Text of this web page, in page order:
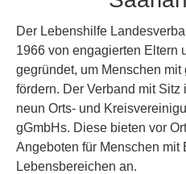
Der Lebenshilfe
1966 von engagierten Eltern
gegründet, um Menschen
fördern. Der Verband mit
neun Orts- und
gGmbHs. Diese bieten vor
Angeboten für Menschen
Lebensbereichen an.